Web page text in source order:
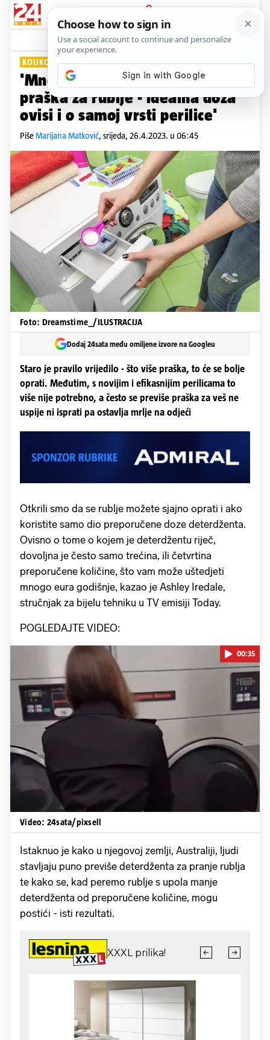
PRIJAVA
Lifestyle Komentari
KOLIKO I S ČIM?
'Mnogi ljudi griješe s količinom
praška za rublje - idealna doza
ovisi i o samoj vrsti perilice'
PišeMarijana Matković, srijeda, 26.4.2023. u 06:45
Foto: Dreamstime_/ILUSTRACIJA
Dodaj 24sata među omiljene izvore na Googleu
Staro je pravilo vrijedilo - što više praška, to će se bolje
oprati. Međutim, s novijim i efikasnijim perilicama to
više nije potrebno, a često se previše praška za veš ne
uspije ni isprati pa ostavlja mrlje na odjeći
Otkrili smo da se rublje možete sjajno oprati i ako
koristite samo dio preporučene doze deterdženta.
Ovisno o tome o kojem je deterdžentu riječ,
dovoljna je često samo trećina, ili četvrtina
preporučene količine, što vam može uštedjeti
mnogo eura godišnje, kazao je Ashley Iredale,
stručnjak za bijelu tehniku u TV emisiji Today.
POGLEDAJTE VIDEO:
Pokretanje videa...
00:35
Video: 24sata/pixsell
Istaknuo je kako u njegovoj zemlji, Australiji, ljudi
stavljaju puno previše deterdženta za pranje rublja
te kako se, kad peremo rublje s upola manje
deterdženta od preporučene količine, mogu
postići - isti rezultati.